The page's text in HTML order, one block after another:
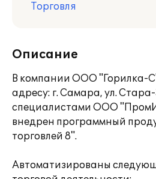
Торговля
Описание
В компании ООО "Горилка-
адресу: г. Самара, ул. Стара-
специалистами ООО
внедрен программный
торговлей 8".
Автоматизированы